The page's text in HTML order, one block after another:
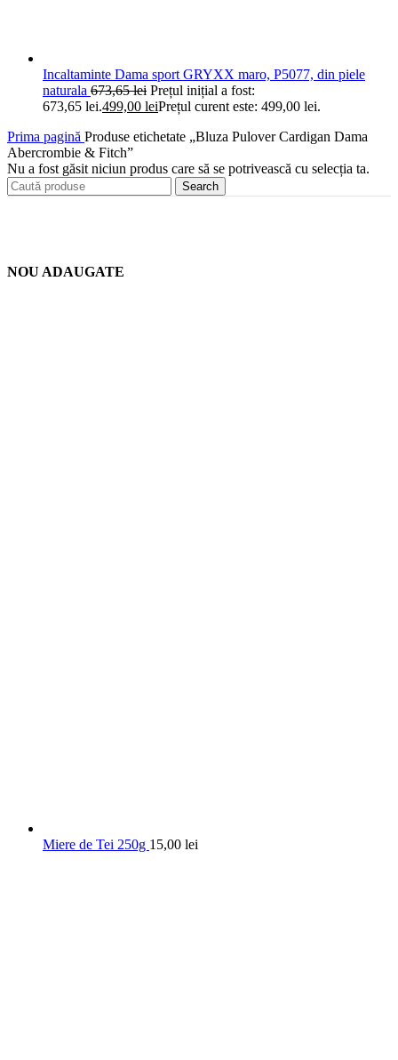
Incaltaminte Dama sport GRYXX maro, P5077, din piele
naturala 673,65lei Prețul inițial a fost:
673,65 lei.499,00 leiPrețul curent este: 499,00 lei.
Prima pagină Produse etichetate „Bluza Pulover Cardigan Dama
Abercrombie & Fitch”
Nu a fost găsit niciun produs care să se potrivească cu selecția ta.
Search
NOU ADAUGATE
Miere de Tei 250g 15,00 lei